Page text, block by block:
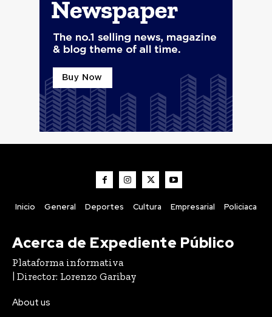
Inicio General Deportes Cultura Empresarial Policiaca
Acerca de Expediente Público
Plataforma informativa
| Director: Lorenzo Garibay
About us